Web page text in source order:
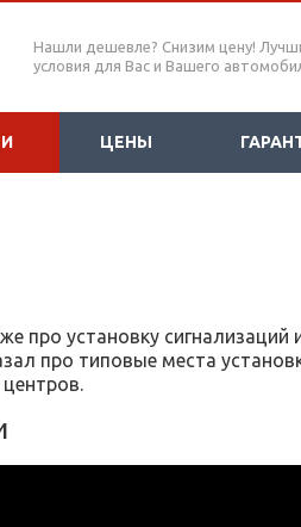
Нашли дешевле? Снизим цену!
условия для Вас и Вашего
ЦЕНЫ
про установку
про типовые места